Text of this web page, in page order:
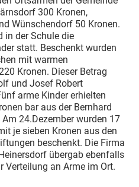
300 Kronen,
Wünschendorf 50 Kronen.
in der Schule die
statt. Beschenkt wurden
mit warmen
Kronen. Dieser Betrag
und Josef Robert
arme Kinder erhielten
bar aus der Bernhard
24.Dezember wurden 17
je sieben Kronen aus den
beschenkt. Die Firma
übergab ebenfalls
Verteilung an Arme im Ort.